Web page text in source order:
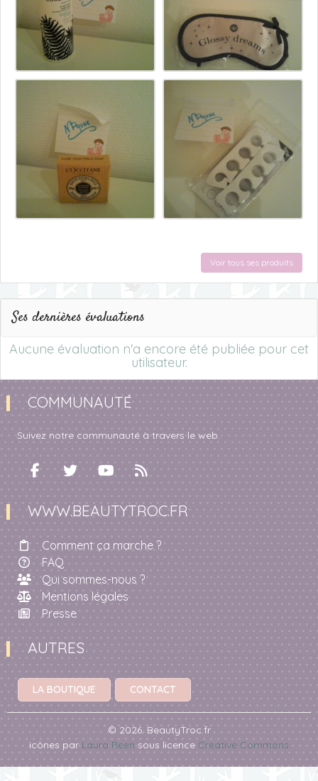
Voir tous ses produits
Ses dernières évaluations
Aucune évaluation n'a encore été publiée pour cet
utilisateur.
COMMUNAUTÉ
Suivez notre communauté à travers le web.
WWW.BEAUTYTROC.FR
Comment ça marche ?
FAQ
Qui sommes-nous ?
Mentions légales
Presse
AUTRES
LA BOUTIQUE CONTACT
© 2026. BeautyTroc.fr
icônes par Laura Reen sous licence Creative Commons